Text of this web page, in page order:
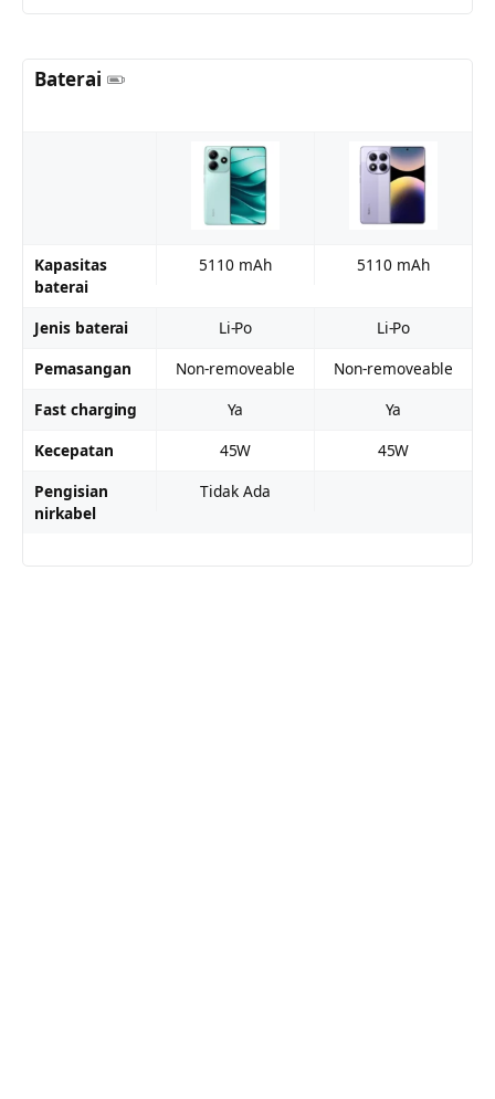
Baterai
Kapasitas
baterai
5110 mAh 5110 mAh
Jenis baterai Li-Po
Li-Po
Pemasangan
Non-removeable
Non-removeable
Fast charging
Ya
Ya
Kecepatan
45W
45W
Pengisian
nirkabel
Tidak Ada